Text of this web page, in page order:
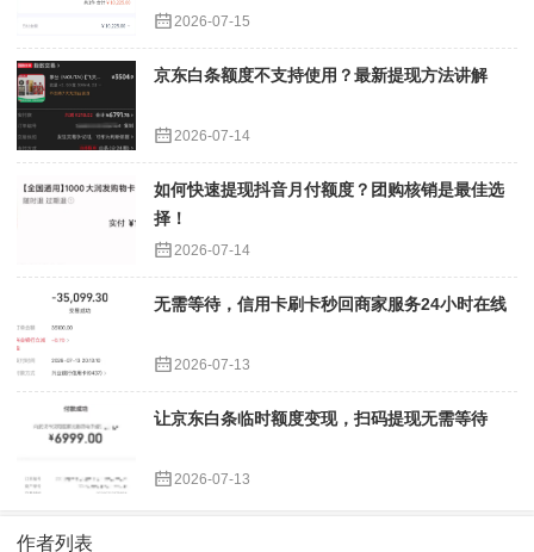
2026-07-15
京东白条额度不支持使用？最新提现方法讲解
2026-07-14
如何快速提现抖音月付额度？团购核销是最佳选
择！
2026-07-14
无需等待，信用卡刷卡秒回商家服务24小时在线
2026-07-13
让京东白条临时额度变现，扫码提现无需等待
2026-07-13
作者列表